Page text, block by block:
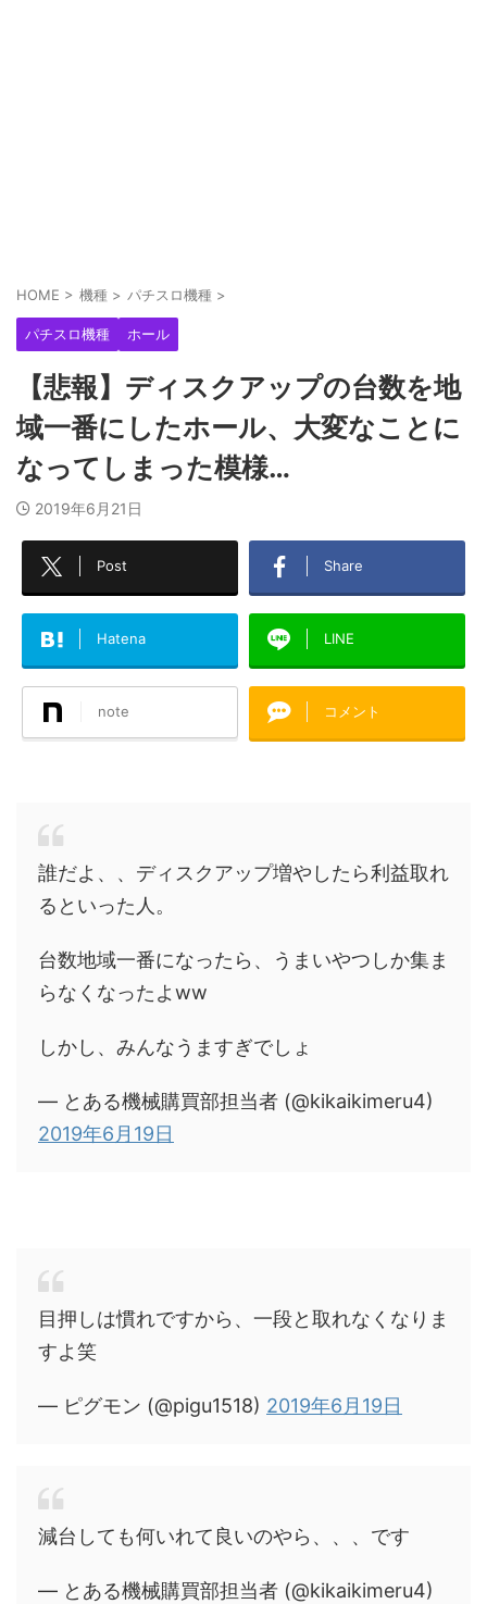
HOME > 機種 > パチスロ機種 >
パチスロ機種 ホール
【悲報】ディスクアップの台数を地
域一番にしたホール、大変なことに
なってしまった模様…
2019年6月21日
Post Share
Hatena LINE
note コメント
誰だよ、、ディスクアップ増やしたら利益取れ
るといった人。
台数地域一番になったら、うまいやつしか集ま
らなくなったよww
しかし、みんなうますぎでしょ
— とある機械購買部担当者 (@kikaikimeru4)
2019年6月19日
目押しは慣れですから、一段と取れなくなりま
すよ笑
— ピグモン (@pigu1518) 2019年6月19日
減台しても何いれて良いのやら、、、です
— とある機械購買部担当者 (@kikaikimeru4)